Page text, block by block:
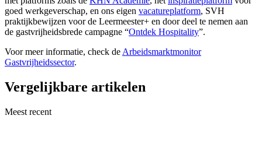
goed werkgeverschap, en ons eigen vacatureplatform, SVH
praktijkbewijzen voor de Leermeester+ en door deel te nemen aan
de gastvrijheidsbrede campagne “Ontdek Hospitality”.
Voor meer informatie, check de Arbeidsmarktmonitor
Gastvrijheidssector.
Vergelijkbare artikelen
Meest recent